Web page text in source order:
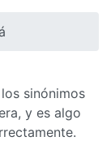
sinónimos
y es algo